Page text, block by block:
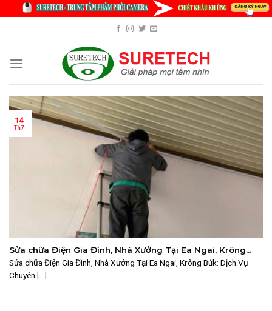
Sửa chữa Điện Gia Đình, Nhà Xưởng Tại Ea Ngai, Krông
Búk: Dịch Vụ Chuyên Nghiệp 2025 | SURETECH
Sửa chữa Điện Gia Đình, Nhà Xưởng Tại Ea Ngai, Krông Búk: Dịch Vụ
Chuyên [...]
14
Th7